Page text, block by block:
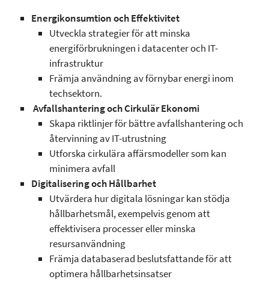
Energikonsumtion och Effektivitet
Utveckla strategier för att minska
energiförbrukningen i datacenter och IT-
infrastruktur
Främja användning av förnybar energi inom
techsektorn.
Avfallshantering och Cirkulär Ekonomi
Skapa riktlinjer för bättre avfallshantering och
återvinning av IT-utrustning
Utforska cirkulära affärsmodeller som kan
minimera avfall
Digitalisering och Hållbarhet
Utvärdera hur digitala lösningar kan stödja
hållbarhetsmål, exempelvis genom att
effektivisera processer eller minska
resursanvändning
Främja databaserad beslutsfattande för att
optimera hållbarhetsinsatser